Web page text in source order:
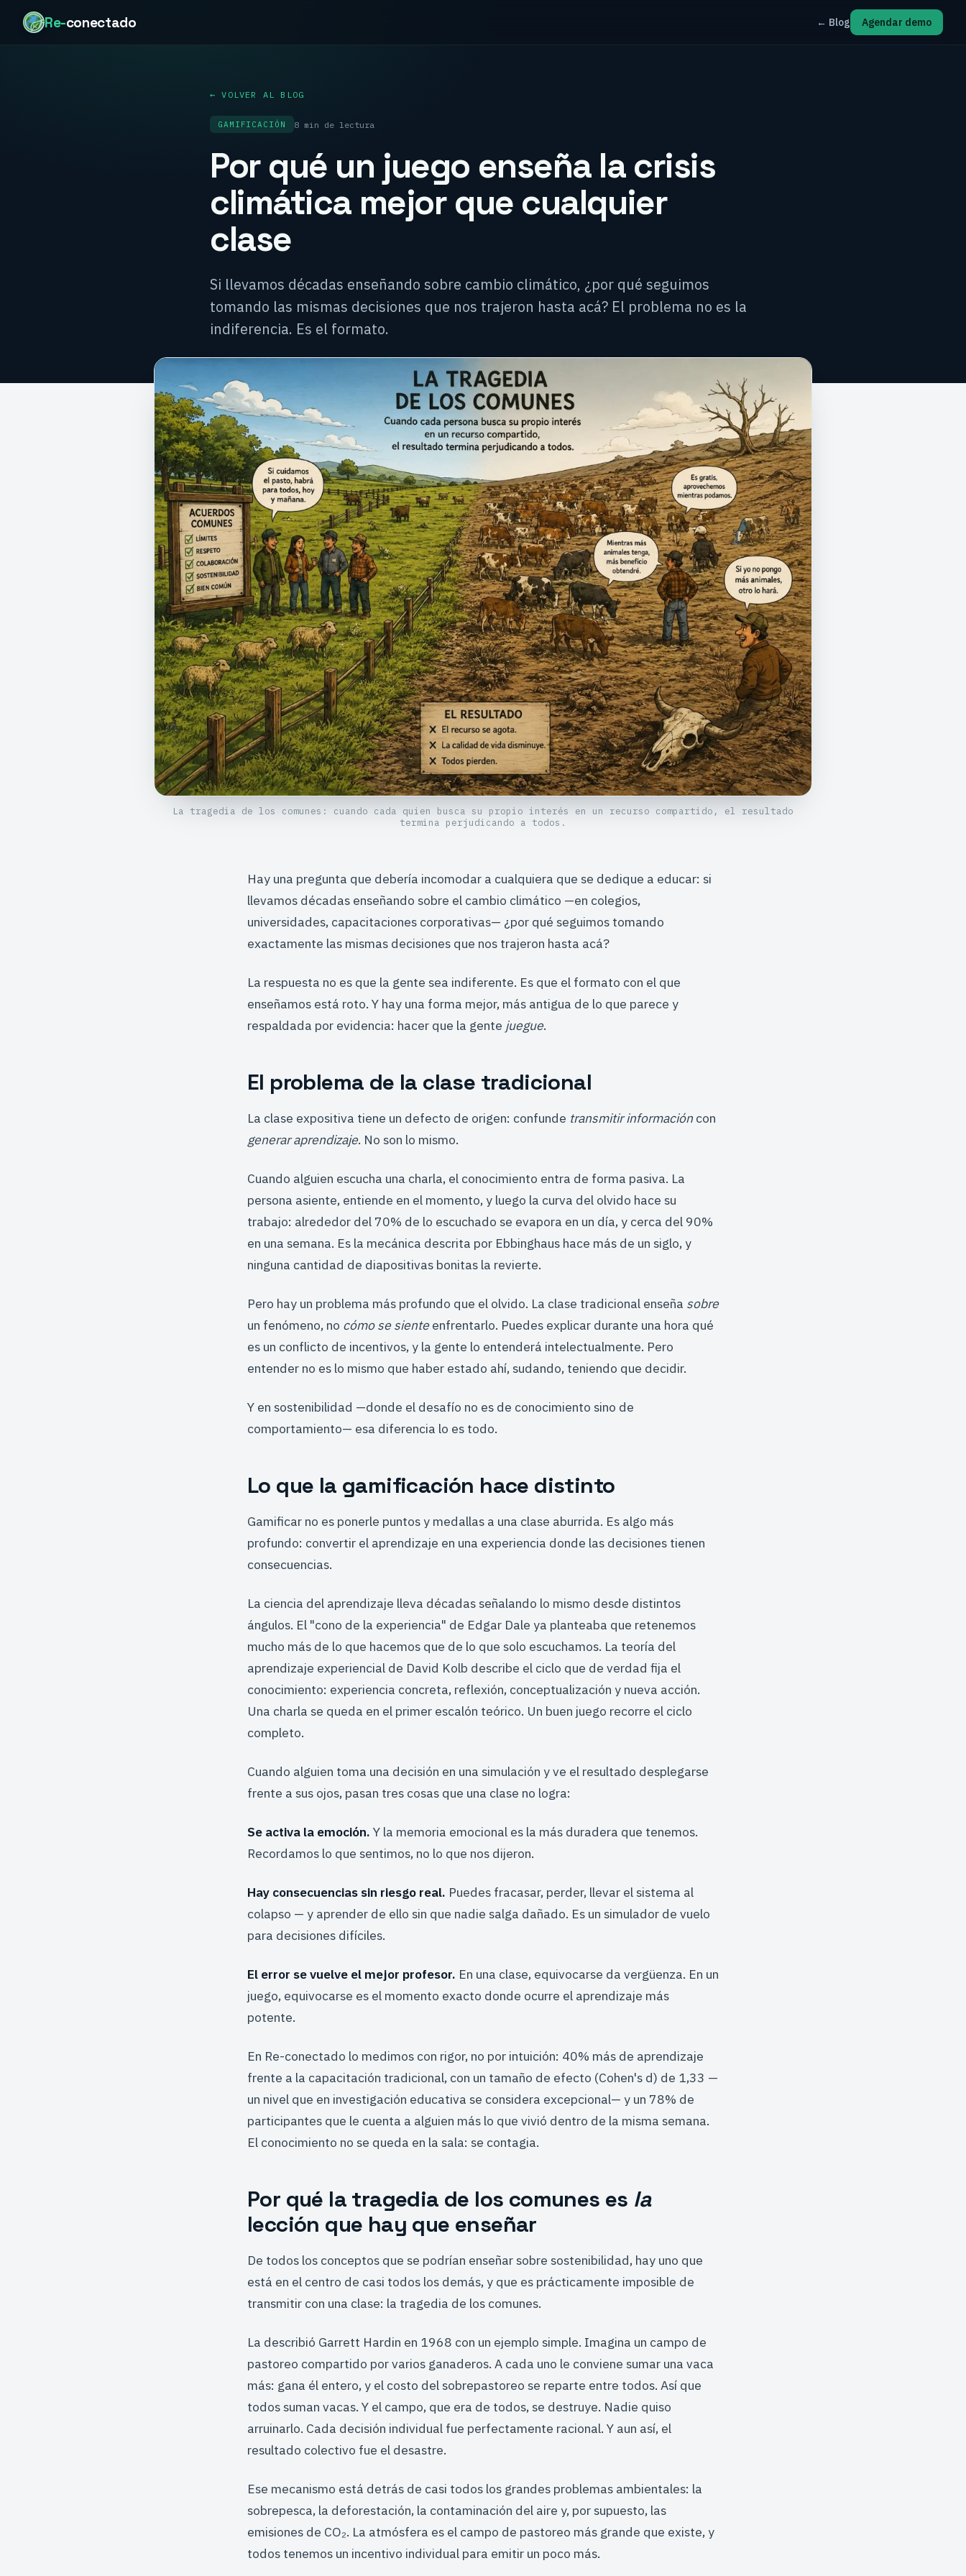
Re-conectado ← Blog Agendar demo
← VOLVER AL BLOG
GAMIFICACIÓN 8 min de lectura
Por qué un juego enseña la crisis
climática mejor que cualquier
clase
Si llevamos décadas enseñando sobre cambio climático, ¿por qué seguimos
tomando las mismas decisiones que nos trajeron hasta acá? El problema no es la
indiferencia. Es el formato.
La tragedia de los comunes: cuando cada quien busca su propio interés en un recurso compartido, el resultado
termina perjudicando a todos.
Hay una pregunta que debería incomodar a cualquiera que se dedique a educar: si
llevamos décadas enseñando sobre el cambio climático —en colegios,
universidades, capacitaciones corporativas— ¿por qué seguimos tomando
exactamente las mismas decisiones que nos trajeron hasta acá?
La respuesta no es que la gente sea indiferente. Es que el formato con el que
enseñamos está roto. Y hay una forma mejor, más antigua de lo que parece y
respaldada por evidencia: hacer que la gente juegue.
El problema de la clase tradicional
La clase expositiva tiene un defecto de origen: confunde transmitir información con
generar aprendizaje. No son lo mismo.
Cuando alguien escucha una charla, el conocimiento entra de forma pasiva. La
persona asiente, entiende en el momento, y luego la curva del olvido hace su
trabajo: alrededor del 70% de lo escuchado se evapora en un día, y cerca del 90%
en una semana. Es la mecánica descrita por Ebbinghaus hace más de un siglo, y
ninguna cantidad de diapositivas bonitas la revierte.
Pero hay un problema más profundo que el olvido. La clase tradicional enseña sobre
un fenómeno, no cómo se sienteenfrentarlo. Puedes explicar durante una hora qué
es un conflicto de incentivos, y la gente lo entenderá intelectualmente. Pero
entender no es lo mismo que haber estado ahí, sudando, teniendo que decidir.
Y en sostenibilidad —donde el desafío no es de conocimiento sino de
comportamiento— esa diferencia lo es todo.
Lo que la gamificación hace distinto
Gamificar no es ponerle puntos y medallas a una clase aburrida. Es algo más
profundo: convertir el aprendizaje en una experiencia donde las decisiones tienen
consecuencias.
La ciencia del aprendizaje lleva décadas señalando lo mismo desde distintos
ángulos. El "cono de la experiencia" de Edgar Dale ya planteaba que retenemos
mucho más de lo que hacemos que de lo que solo escuchamos. La teoría del
aprendizaje experiencial de David Kolb describe el ciclo que de verdad fija el
conocimiento: experiencia concreta, reflexión, conceptualización y nueva acción.
Una charla se queda en el primer escalón teórico. Un buen juego recorre el ciclo
completo.
Cuando alguien toma una decisión en una simulación y ve el resultado desplegarse
frente a sus ojos, pasan tres cosas que una clase no logra:
Se activa la emoción. Y la memoria emocional es la más duradera que tenemos.
Recordamos lo que sentimos, no lo que nos dijeron.
Hay consecuencias sin riesgo real. Puedes fracasar, perder, llevar el sistema al
colapso — y aprender de ello sin que nadie salga dañado. Es un simulador de vuelo
para decisiones difíciles.
El error se vuelve el mejor profesor. En una clase, equivocarse da vergüenza. En un
juego, equivocarse es el momento exacto donde ocurre el aprendizaje más
potente.
En Re-conectado lo medimos con rigor, no por intuición: 40% más de aprendizaje
frente a la capacitación tradicional, con un tamaño de efecto (Cohen's d) de 1,33 —
un nivel que en investigación educativa se considera excepcional— y un 78% de
participantes que le cuenta a alguien más lo que vivió dentro de la misma semana.
El conocimiento no se queda en la sala: se contagia.
Por qué la tragedia de los comunes es la
lección que hay que enseñar
De todos los conceptos que se podrían enseñar sobre sostenibilidad, hay uno que
está en el centro de casi todos los demás, y que es prácticamente imposible de
transmitir con una clase: la tragedia de los comunes.
La describió Garrett Hardin en 1968 con un ejemplo simple. Imagina un campo de
pastoreo compartido por varios ganaderos. A cada uno le conviene sumar una vaca
más: gana él entero, y el costo del sobrepastoreo se reparte entre todos. Así que
todos suman vacas. Y el campo, que era de todos, se destruye. Nadie quiso
arruinarlo. Cada decisión individual fue perfectamente racional. Y aun así, el
resultado colectivo fue el desastre.
Ese mecanismo está detrás de casi todos los grandes problemas ambientales: la
sobrepesca, la deforestación, la contaminación del aire y, por supuesto, las
emisiones de CO₂. La atmósfera es el campo de pastoreo más grande que existe, y
todos tenemos un incentivo individual para emitir un poco más.